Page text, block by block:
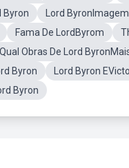
Byron
Lord
Fama De LordByrom
Qual Obras De Lord
Byron
Lord Byron
Byron